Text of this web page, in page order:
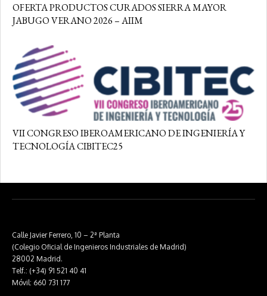
OFERTA PRODUCTOS CURADOS SIERRA MAYOR
JABUGO VERANO 2026 – AIIM
VII CONGRESO IBEROAMERICANO DE INGENIERÍA Y
TECNOLOGÍA CIBITEC25
Calle Javier Ferrero, 10 – 2ª Planta
(Colegio Oficial de Ingenieros Industriales de Madrid)
28002 Madrid.
Telf.: (+34) 91 521 40 41
Móvil: 660 731 177